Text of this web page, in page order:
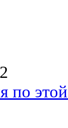
по